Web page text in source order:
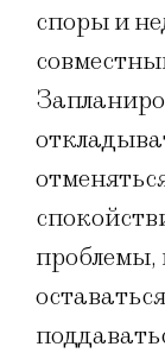
споры и